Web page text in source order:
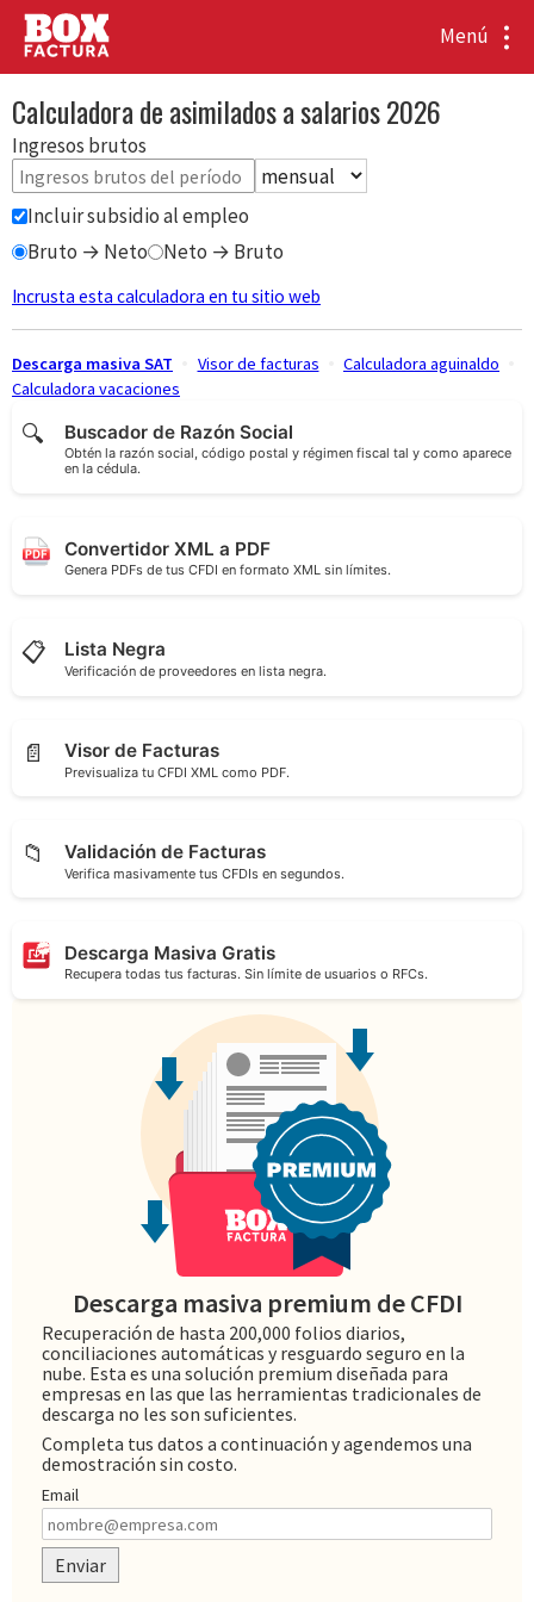
Menú
Calculadora de asimilados a salarios 2026
Ingresos brutos
Incluir subsidio al empleo
Bruto → Neto
Neto → Bruto
Incrusta esta calculadora en tu sitio web
Descarga masiva SAT Visor de facturas
Calculadora aguinaldo
Calculadora vacaciones
🔍 Buscador de Razón Social
Obtén la razón social, código postal y régimen fiscal tal y como aparece
en la cédula.
Convertidor XML a PDF
Genera PDFs de tus CFDI en formato XML sin límites.
📋 Lista Negra
Verificación de proveedores en lista negra.
📄 Visor de Facturas
Previsualiza tu CFDI XML como PDF.
📁 Validación de Facturas
Verifica masivamente tus CFDIs en segundos.
Descarga Masiva Gratis
Recupera todas tus facturas. Sin límite de usuarios o RFCs.
Descarga masiva premium de CFDI
Recuperación de hasta 200,000 folios diarios,
conciliaciones automáticas y resguardo seguro en la
nube. Esta es una solución premium diseñada para
empresas en las que las herramientas tradicionales de
descarga no les son suficientes.
Completa tus datos a continuación y agendemos una
demostración sin costo.
Email
Enviar